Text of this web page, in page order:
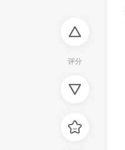
评分